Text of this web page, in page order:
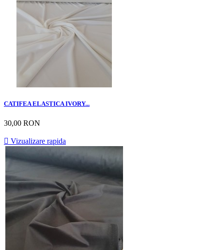
CATIFEA ELASTICA IVORY...
30,00 RON
 Vizualizare rapida